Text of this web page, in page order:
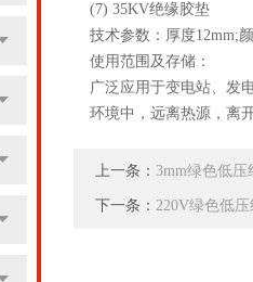
(7) 35KV绝缘胶垫
技术参数：厚度12mm;
使用范围及存储：
广泛应用于变电站、发
环境中，远离热源，离
上一条： 3mm绿色低压
下一条： 220V绿色低